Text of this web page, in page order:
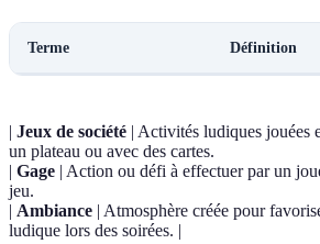
Terme Définition
| Jeux de société | Activités ludiques jouées
un plateau ou avec des cartes.
| Gage | Action ou défi à effectuer par un
jeu.
| Ambiance | Atmosphère créée pour
ludique lors des soirées. |